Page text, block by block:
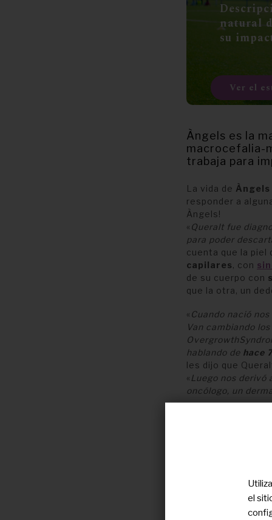
natural
su
Ver el
Àngels es la
macrocefalia-
trabaja para
La vida de
responder a
Àngels!
« Queralt fue
para poder
cuenta que la piel
capilares, con
de su cuerpo con
que la otra, un
« Cuando nació
Van cambiando
hablando de hace
les dijo que
« Luego nos derivó
oncólogo, un
el